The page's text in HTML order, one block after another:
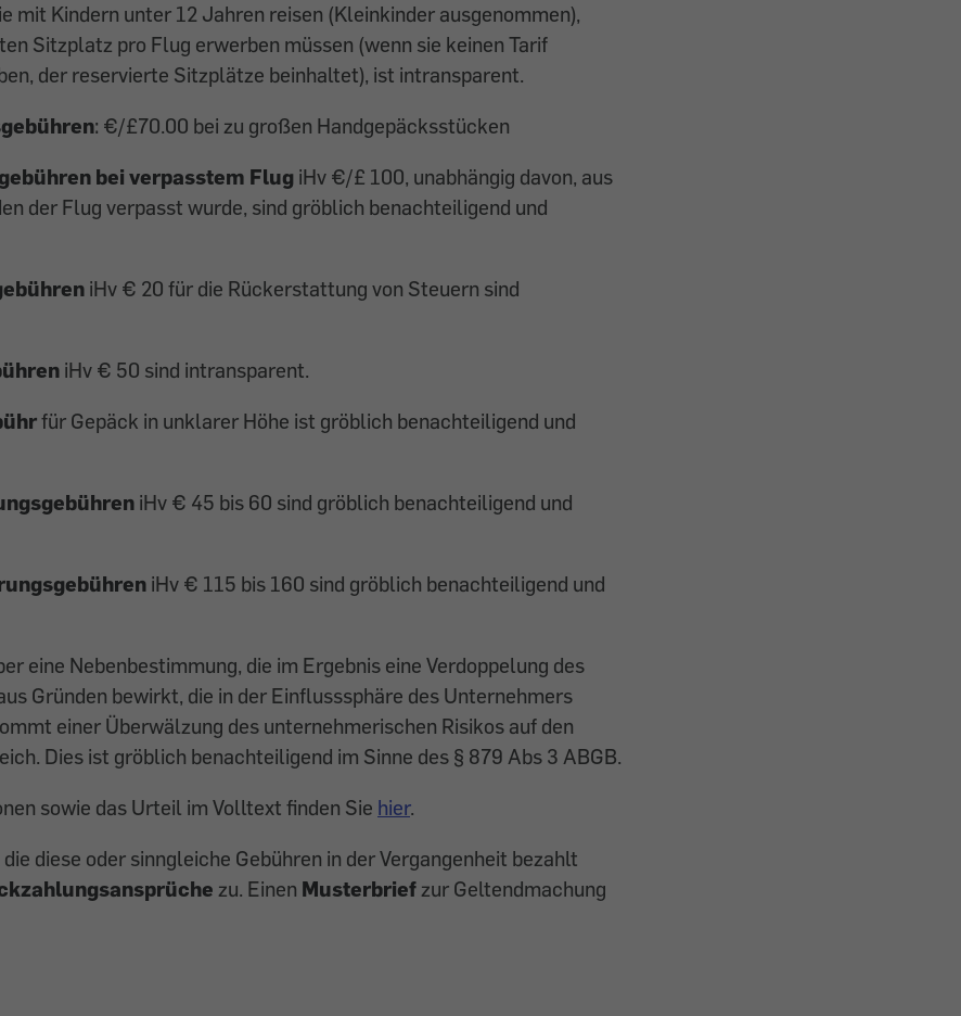
mit Kindern unter 12 Jahren reisen (Kleinkinder ausgenommen),
Sitzplatz pro Flug erwerben müssen (wenn sie keinen Tarif
der reservierte Sitzplätze beinhaltet), ist intransparent.
: €/£70.00 bei zu großen Handgepäcksstücken
bei verpasstem Flug iHv €/£ 100, unabhängig davon, aus
der Flug verpasst wurde, sind gröblich benachteiligend und
iHv € 20 für die Rückerstattung von Steuern sind
iHv € 50 sind intransparent.
für Gepäck in unklarer Höhe ist gröblich benachteiligend und
iHv € 45 bis 60 sind gröblich benachteiligend und
iHv € 115 bis 160 sind gröblich benachteiligend und
eine Nebenbestimmung, die im Ergebnis eine Verdoppelung des
Gründen bewirkt, die in der Einflusssphäre des Unternehmers
einer Überwälzung des unternehmerischen Risikos auf den
Dies ist gröblich benachteiligend im Sinne des § 879 Abs 3 ABGB.
sowie das Urteil im Volltext finden Sie hier.
diese oder sinngleiche Gebühren in der Vergangenheit bezahlt
zu. Einen Musterbrief zur Geltendmachung